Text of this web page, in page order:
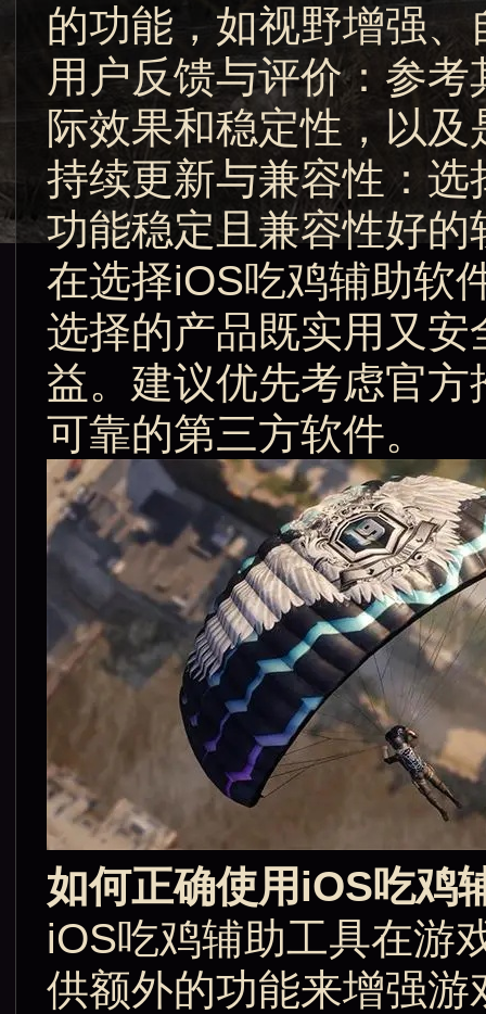
的功能，如视野增强
用户反馈与评价：参
际效果和稳定性，以
持续更新与兼容性：
功能稳定且兼容性好的
在选择iOS吃鸡辅助软
选择的产品既实用又
益。建议优先考虑官
可靠的第三方软件。
如何正确使用iOS吃鸡
iOS吃鸡辅助工具在游
供额外的功能来增强